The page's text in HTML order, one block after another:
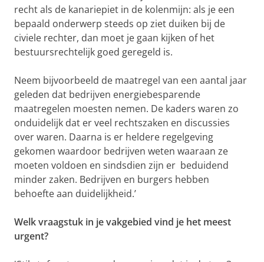
recht als de kanariepiet in de kolenmijn: als je een
bepaald onderwerp steeds op ziet duiken bij de
civiele rechter, dan moet je gaan kijken of het
bestuursrechtelijk goed geregeld is.
Neem bijvoorbeeld de maatregel van een aantal jaar
geleden dat bedrijven energiebesparende
maatregelen moesten nemen. De kaders waren zo
onduidelijk dat er veel rechtszaken en discussies
over waren. Daarna is er heldere regelgeving
gekomen waardoor bedrijven weten waaraan ze
moeten voldoen en sindsdien zijn er beduidend
minder zaken. Bedrijven en burgers hebben
behoefte aan duidelijkheid.’
Welk vraagstuk in je vakgebied vind je het meest
urgent?